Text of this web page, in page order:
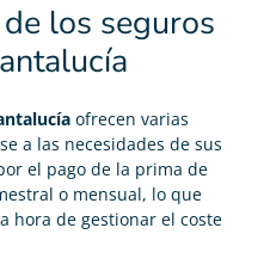
los seguros
ofrecen varias
a las necesidades de sus
el pago de la prima de
o mensual, lo que
hora de gestionar el coste